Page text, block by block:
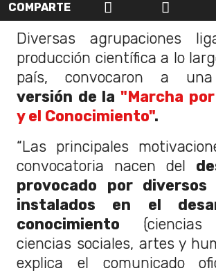
COMPARTE
Diversas agrupaciones
producción científica a lo
país, convocaron a una
versión de la "Marcha
y el Conocimiento".
“Las principales
convocatoria nacen del
provocado por diversos
instalados en el
conocimiento (ciencias
ciencias sociales, artes y
explica el comunicado